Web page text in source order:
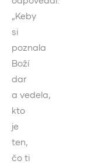
„Keby
si
poznala
Boží
dar
a vedela,
kto
je
ten,
čo ti